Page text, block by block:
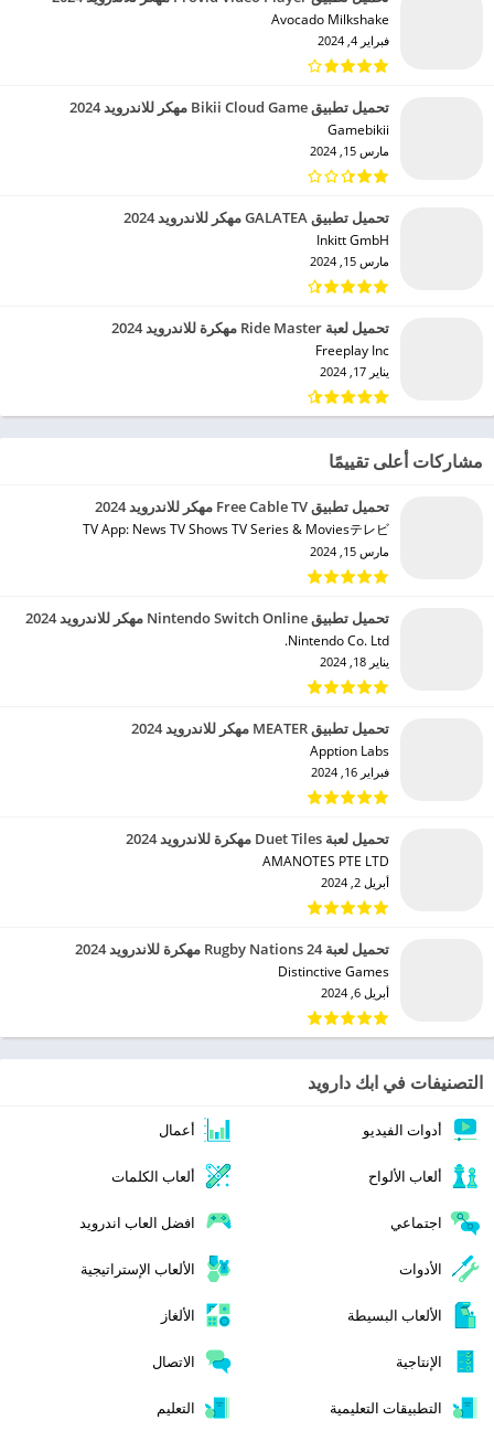
Avocado Milkshake‏
فبراير 4, 2024
تحميل تطبيق Bikii Cloud Game مهكر للاندرويد 2024
Gamebikii‏
مارس 15, 2024
تحميل تطبيق GALATEA مهكر للاندرويد 2024
Inkitt GmbH‏
مارس 15, 2024
تحميل لعبة Ride Master مهكرة للاندرويد 2024
Freeplay Inc‏
يناير 17, 2024
مشاركات أعلى تقييمًا
تحميل تطبيق Free Cable TV مهكر للاندرويد 2024
TV App: News TV Shows TV Series & Moviesテレビ‏
مارس 15, 2024
تحميل تطبيق Nintendo Switch Online مهكر للاندرويد 2024
Nintendo Co. Ltd.‏
يناير 18, 2024
تحميل تطبيق MEATER مهكر للاندرويد 2024
Apption Labs‏
فبراير 16, 2024
تحميل لعبة Duet Tiles مهكرة للاندرويد 2024
AMANOTES PTE LTD‏
أبريل 2, 2024
تحميل لعبة Rugby Nations 24 مهكرة للاندرويد 2024
Distinctive Games‏
أبريل 6, 2024
التصنيفات في ابك دارويد
أدوات الفيديو أعمال
ألعاب الألواح ألعاب الكلمات
اجتماعي افضل العاب اندرويد
الأدوات الألعاب الإستراتيجية
الألعاب البسيطة الألغاز
الإنتاجية الاتصال
التطبيقات التعليمية التعليم